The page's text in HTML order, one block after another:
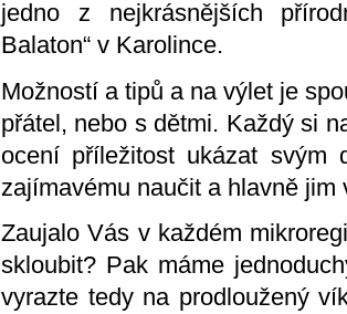
jedno z nejkrásnějších
Balaton“ v Karolince.
Možností a tipů a na výlet je
přátel, nebo s dětmi. Každý si
ocení příležitost ukázat svým
zajímavému naučit a hlavně
Zaujalo Vás v každém
skloubit? Pak máme
vyrazte tedy na prodloužený